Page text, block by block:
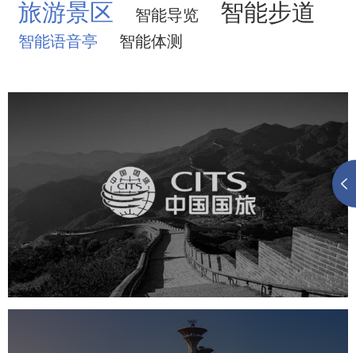
旅游景区 智能导览 智能步道
智能语音亭 智能体测
中国国旅
旅游休闲 电商网站 网站建设